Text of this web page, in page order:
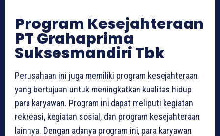
Program Kesejahteraan
PT Grahaprima
Suksesmandiri Tbk
Perusahaan ini juga memiliki program kesejahteraan
yang bertujuan untuk meningkatkan kualitas hidup
para karyawan. Program ini dapat meliputi kegiatan
rekreasi, kegiatan sosial, dan program kesejahteraan
lainnya. Dengan adanya program ini, para karyawan